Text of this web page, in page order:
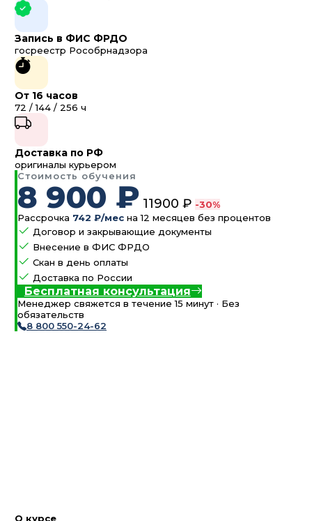
Запись в ФИС ФРДО
госреестр Рособрнадзора
От 16 часов
72 / 144 / 256 ч
Доставка по РФ
оригиналы курьером
Стоимость обучения
8 900 ₽ 11900 ₽ -30%
Рассрочка 742 ₽/мес на 12 месяцев без процентов
Договор и закрывающие документы
Внесение в ФИС ФРДО
Скан в день оплаты
Доставка по России
Бесплатная консультация
Менеджер свяжется в течение 15 минут · Без
обязательств
8 800 550-24-62
О курсе